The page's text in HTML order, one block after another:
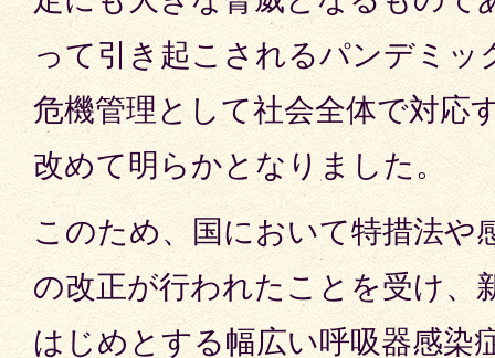
って引き起こされるパンデミッ
危機管理として社会全体で対応
改めて明らかとなりました。
このため、国において特措法や
の改正が行われたことを受け、
はじめとする幅広い呼吸器感染